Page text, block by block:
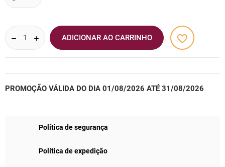
ADICIONAR AO CARRINHO favorite_border
PROMOÇÃO VÁLIDA DO DIA 01/08/2026 ATÉ 31/08/2026
Política de segurança
Política de expedição